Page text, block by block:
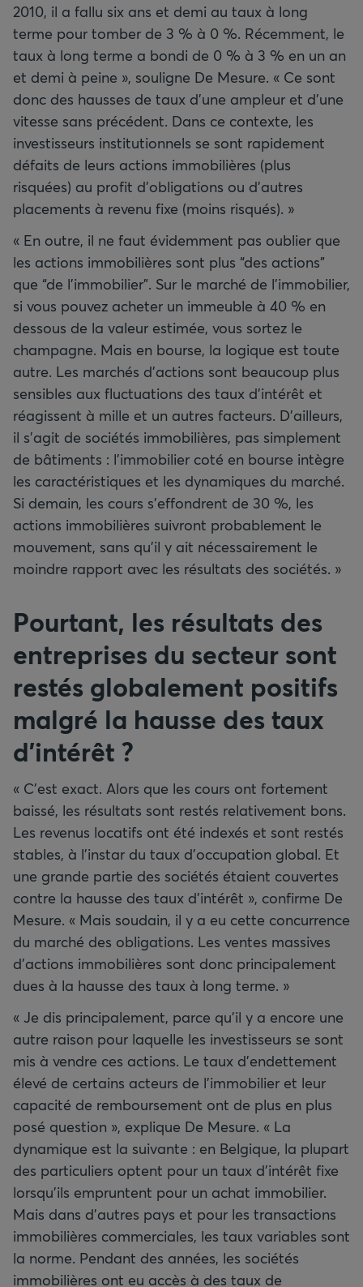
2010, il a fallu six ans et demi au taux à long
terme pour tomber de 3 % à 0 %. Récemment, le
taux à long terme a bondi de 0 % à 3 % en un an
et demi à peine », souligne De Mesure. « Ce sont
donc des hausses de taux d’une ampleur et d’une
vitesse sans précédent. Dans ce contexte, les
investisseurs institutionnels se sont rapidement
défaits de leurs actions immobilières (plus
risquées) au profit d’obligations ou d’autres
placements à revenu fixe (moins risqués). »
« En outre, il ne faut évidemment pas oublier que
les actions immobilières sont plus “des actions”
que “de l’immobilier”. Sur le marché de l’immobilier,
si vous pouvez acheter un immeuble à 40 % en
dessous de la valeur estimée, vous sortez le
champagne. Mais en bourse, la logique est toute
autre. Les marchés d’actions sont beaucoup plus
sensibles aux fluctuations des taux d’intérêt et
réagissent à mille et un autres facteurs. D’ailleurs,
il s’agit de sociétés immobilières, pas simplement
de bâtiments : l’immobilier coté en bourse intègre
les caractéristiques et les dynamiques du marché.
Si demain, les cours s’effondrent de 30 %, les
actions immobilières suivront probablement le
mouvement, sans qu’il y ait nécessairement le
moindre rapport avec les résultats des sociétés. »
Pourtant, les résultats des
entreprises du secteur sont
restés globalement positifs
malgré la hausse des taux
d’intérêt ?
« C’est exact. Alors que les cours ont fortement
baissé, les résultats sont restés relativement bons.
Les revenus locatifs ont été indexés et sont restés
stables, à l’instar du taux d’occupation global. Et
une grande partie des sociétés étaient couvertes
contre la hausse des taux d’intérêt », confirme De
Mesure. « Mais soudain, il y a eu cette concurrence
du marché des obligations. Les ventes massives
d’actions immobilières sont donc principalement
dues à la hausse des taux à long terme. »
« Je dis principalement, parce qu’il y a encore une
autre raison pour laquelle les investisseurs se sont
mis à vendre ces actions. Le taux d’endettement
élevé de certains acteurs de l’immobilier et leur
capacité de remboursement ont de plus en plus
posé question », explique De Mesure. « La
dynamique est la suivante : en Belgique, la plupart
des particuliers optent pour un taux d’intérêt fixe
lorsqu’ils empruntent pour un achat immobilier.
Mais dans d’autres pays et pour les transactions
immobilières commerciales, les taux variables sont
la norme. Pendant des années, les sociétés
immobilières ont eu accès à des taux de